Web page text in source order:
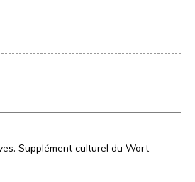
Supplément culturel du Wort